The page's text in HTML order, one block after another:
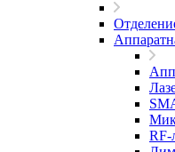
RF-